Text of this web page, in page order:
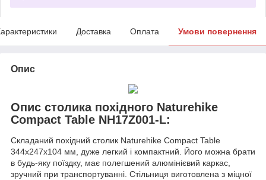
Доставка Оплата Умови повернення
Опис
Опис столика похідного Naturehike
Compact Table NH17Z001-L:
Складаний похідний столик Naturehike Compact Table
344х247х104 мм, дуже легкий і компактний. Його можна брати
в будь-яку поїздку, має полегшений алюмінієвий каркас,
зручний при транспортуванні. Стільниця виготовлена з міцної